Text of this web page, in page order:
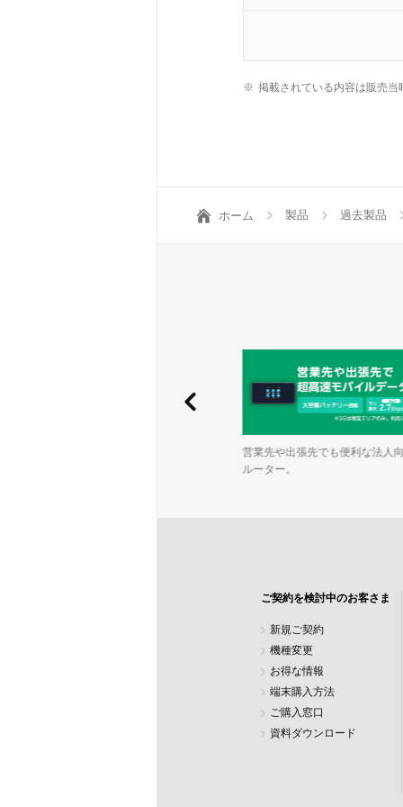
※ 掲載されている内容は販売当
ホーム 製品 過去製品
営業先や出張先でも便利な法人
ルーター。
ご契約を検討中のお客さま
新規ご契約
機種変更
お得な情報
端末購入方法
ご購入窓口
資料ダウンロード